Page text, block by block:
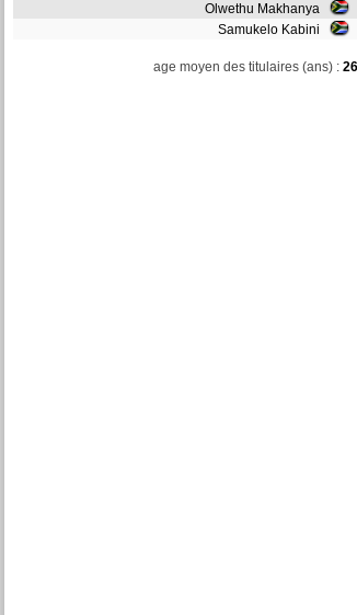
Olwethu Makhanya
Samukelo Kabini
age moyen des titulaires (ans) :